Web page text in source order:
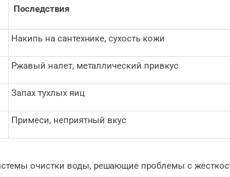
Последствия
Накипь на сантехнике, сухость кожи
Ржавый налет, металлический привкус
Запах тухлых яиц
Примеси, неприятный вкус
очистки воды, решающие проблемы с